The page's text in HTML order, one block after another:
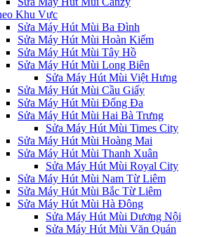
Khu Vực
Sửa Máy Hút Mùi Ba Đình
Sửa Máy Hút Mùi Hoàn Kiếm
Sửa Máy Hút Mùi Tây Hồ
Sửa Máy Hút Mùi Long Biên
Sửa Máy Hút Mùi Việt Hưng
Sửa Máy Hút Mùi Cầu Giấy
Sửa Máy Hút Mùi Đống Đa
Sửa Máy Hút Mùi Hai Bà Trưng
Sửa Máy Hút Mùi Times City
Sửa Máy Hút Mùi Hoàng Mai
Sửa Máy Hút Mùi Thanh Xuân
Sửa Máy Hút Mùi Royal City
Sửa Máy Hút Mùi Nam Từ Liêm
Sửa Máy Hút Mùi Bắc Từ Liêm
Sửa Máy Hút Mùi Hà Đông
Sửa Máy Hút Mùi Dương Nội
Sửa Máy Hút Mùi Văn Quán